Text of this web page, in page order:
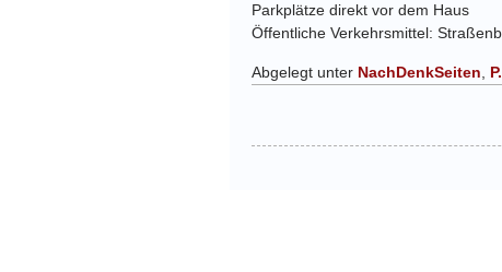
Parkplätze direkt vor dem Haus
Öffentliche Verkehrsmittel:
Abgelegt unter NachDenkSeiten